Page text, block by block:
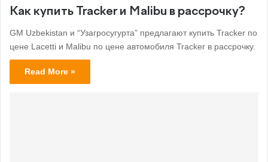
Как купить Tracker и Malibu в рассрочку?
GM Uzbekistan и “Узагросугурта” предлагают купить Tracker по
цене Lacetti и Malibu по цене автомобиля Tracker в рассрочку.
Read More »